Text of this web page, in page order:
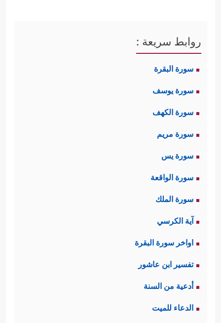
روابط سريعة :
سورة البقرة
سورة يوسف
سورة الكهف
سورة مريم
سورة يس
سورة الواقعة
سورة الملك
آية الكرسي
اواخر سورة البقرة
تفسير ابن عاشور
أدعية من السنة
الدعاء للميت